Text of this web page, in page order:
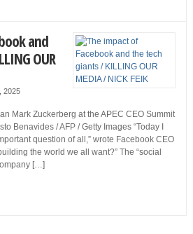
and
OUR
2025
Mark Zuckerberg at the APEC CEO Summit
Benavides / AFP / Getty Images “Today I
question of all,” wrote Facebook CEO
the world we all want?” The “social
[…]